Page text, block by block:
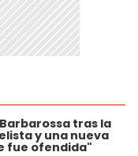
tras la
y una nueva
fue ofendida"